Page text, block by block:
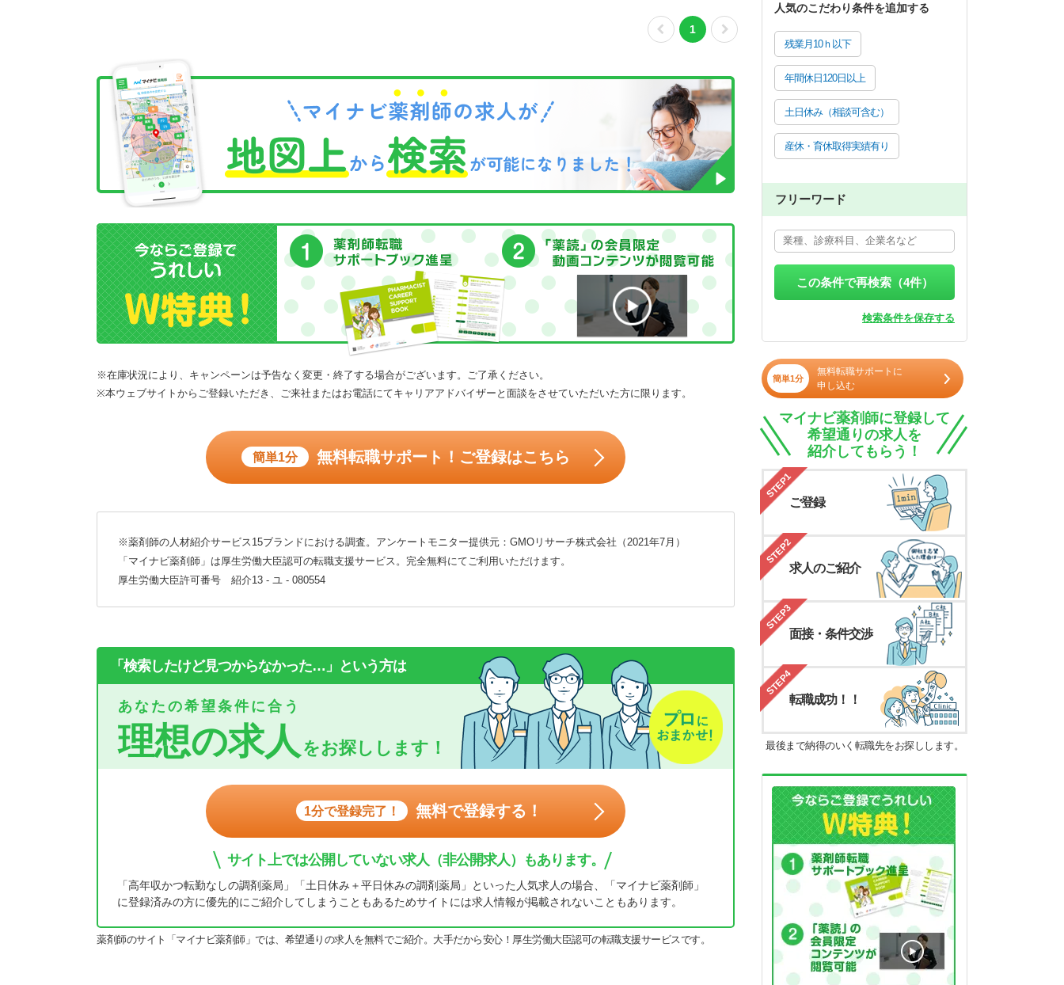
1
※在庫状況により、キャンペーンは予告なく変更・終了する場合がございます。ご了承ください。
※本ウェブサイトからご登録いただき、ご来社またはお電話にてキャリアアドバイザーと面談をさせていただいた方に限ります。
簡単1分 無料転職サポート！ご登録はこちら
※薬剤師の人材紹介サービス15ブランドにおける調査。アンケートモニター提供元：GMOリサーチ株式会社（2021年7月）
「マイナビ薬剤師」は厚生労働大臣認可の転職支援サービス。完全無料にてご利用いただけます。
厚生労働大臣許可番号 紹介13 - ユ - 080554
「検索したけど見つからなかった…」という方は
あなたの希望条件に合う
理想の求人をお探しします！
1分で登録完了！ 無料で登録する！
サイト上では公開していない求人（非公開求人）もあります。
「高年収かつ転勤なしの調剤薬局」「土日休み＋平日休みの調剤薬局」といった人気求人の場合、「マイナビ薬剤師」
に登録済みの方に優先的にご紹介してしまうこともあるためサイトには求人情報が掲載されないこともあります。
薬剤師のサイト「マイナビ薬剤師」では、希望通りの求人を無料でご紹介。大手だから安心！厚生労働大臣認可の転職支援サービスです。
人気のこだわり条件を追加する
残業月10ｈ以下
年間休日120日以上
土日休み（相談可含む）
産休・育休取得実績有り
フリーワード
この条件で再検索（4件）
検索条件を保存する
簡単1分
無料転職サポートに
申し込む
マイナビ薬剤師に登録して
希望通りの求人を
紹介してもらう！
STEP1
ご登録
STEP2
求人のご紹介
STEP3
面接・条件交渉
STEP4
転職成功！！
最後まで納得のいく転職先をお探しします。